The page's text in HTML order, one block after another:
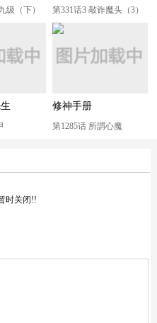
级（下） 第331话3 敲诈魔头（3）
修神手册
第1285话 所謂心魔
时关闭!!